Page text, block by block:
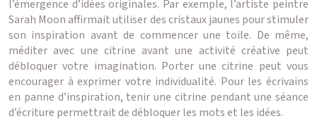
l’émergence d’idées originales. Par exemple, l’artiste peintre
Sarah Moon affirmait utiliser des cristaux jaunes pour stimuler
son inspiration avant de commencer une toile. De même,
méditer avec une citrine avant une activité créative peut
débloquer votre imagination. Porter une citrine peut vous
encourager à exprimer votre individualité. Pour les écrivains
en panne d’inspiration, tenir une citrine pendant une séance
d’écriture permettrait de débloquer les mots et les idées.